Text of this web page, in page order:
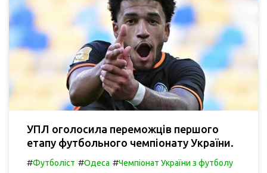
УПЛ оголосила переможців першого
етапу футбольного чемпіонату України.
#Футболіст #Одеса #Чемпіонат України з футболу